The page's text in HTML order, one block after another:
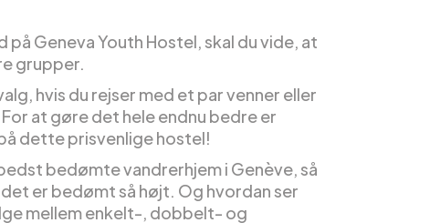
Geneva Youth Hostel, skal du vide, at
grupper.
hvis du rejser med et par venner eller
at gøre det hele endnu bedre er
dette prisvenlige hostel!
bedømte vandrerhjem i Genève, så
er bedømt så højt. Og hvordan ser
mellem enkelt-, dobbelt- og